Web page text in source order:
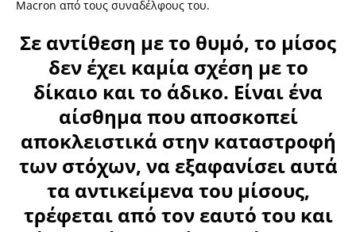
Macron από τους συναδέλφους του.
Σε αντίθεση με το θυμό, το μίσος
δεν έχει καμία σχέση με το
δίκαιο και το άδικο. Είναι ένα
αίσθημα που αποσκοπεί
αποκλειστικά στην καταστροφή
των στόχων, να εξαφανίσει αυτά
τα αντικείμενα του μίσους,
τρέφεται από τον εαυτό του και